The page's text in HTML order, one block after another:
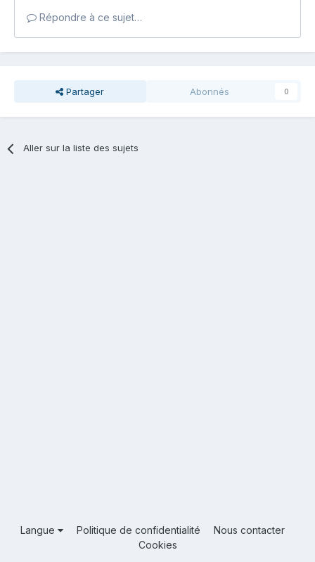
Répondre à ce sujet…
Partager Abonnés 0
Aller sur la liste des sujets
Langue Politique de confidentialité
Nous contacter
Cookies